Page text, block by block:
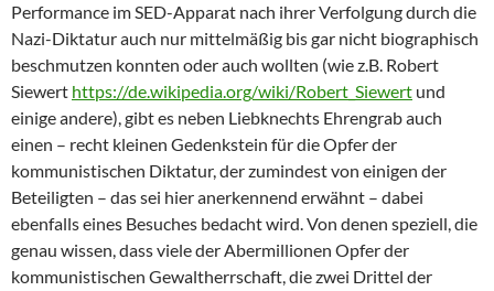
Performance im SED-Apparat nach ihrer Verfolgung durch die
Nazi-Diktatur auch nur mittelmäßig bis gar nicht biographisch
beschmutzen konnten oder auch wollten (wie z.B. Robert
Siewert https://de.wikipedia.org/wiki/Robert_Siewert und
einige andere), gibt es neben Liebknechts Ehrengrab auch
einen – recht kleinen Gedenkstein für die Opfer der
kommunistischen Diktatur, der zumindest von einigen der
Beteiligten – das sei hier anerkennend erwähnt – dabei
ebenfalls eines Besuches bedacht wird. Von denen speziell, die
genau wissen, dass viele der Abermillionen Opfer der
kommunistischen Gewaltherrschaft, die zwei Drittel der